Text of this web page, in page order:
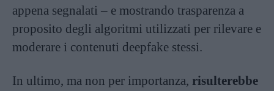
appena segnalati – e mostrando trasparenza a
proposito degli algoritmi utilizzati per rilevare e
moderare i contenuti deepfake stessi.
In ultimo, ma non per importanza, risulterebbe